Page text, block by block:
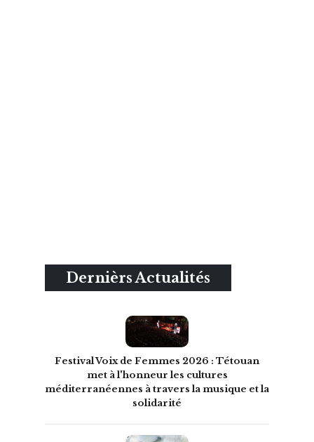
Dernièrs Actualités
Festival Voix de Femmes 2026 : Tétouan
met à l'honneur les cultures
méditerranéennes à travers la musique et la
solidarité